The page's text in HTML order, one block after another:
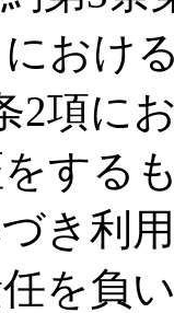
おけ
2項に
する
き利
を負